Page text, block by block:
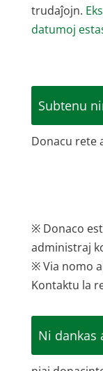
trudaĵojn.
datumoj
Subtenu
Donacu rete
※ Donaco
administraj
※ Via nomo
Kontaktu la
Ni dankas